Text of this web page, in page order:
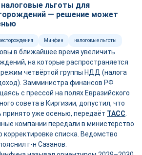
льготы для
— решение может
Минфин налоговые льготы
в ближайшее время увеличить
на которые распространяется
четвёртой группы НДД (налога
Замминистра финансов РФ
с прессой на полях Евразийского
совета в Киргизии, допустил, что
уже осенью, передаёт ТАСС
компании передали в министерство
списка. Ведомство
г-н Сазанов.